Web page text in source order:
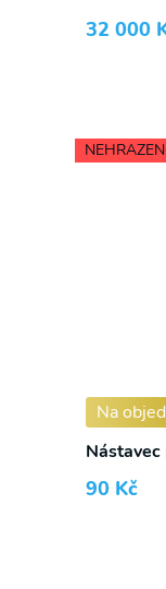
32 000
Na
90 Kč